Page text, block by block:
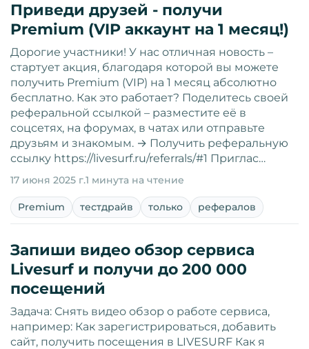
Приведи друзей - получи
Premium (VIP аккаунт на 1 месяц!)
Дорогие участники! У нас отличная новость –
стартует акция, благодаря которой вы можете
получить Premium (VIP) на 1 месяц абсолютно
бесплатно. Как это работает? Поделитесь своей
реферальной ссылкой – разместите её в
соцсетях, на форумах, в чатах или отправьте
друзьям и знакомым. → Получить реферальную
ссылку https://livesurf.ru/referrals/#1 Приглас…
17 июня 2025 г.1 минута на чтение
Premium тестдрайв только рефералов
Запиши видео обзор сервиса
Livesurf и получи до 200 000
посещений
Задача: Снять видео обзор о работе сервиса,
например: Как зарегистрироваться, добавить
сайт, получить посещения в LIVESURF Как я